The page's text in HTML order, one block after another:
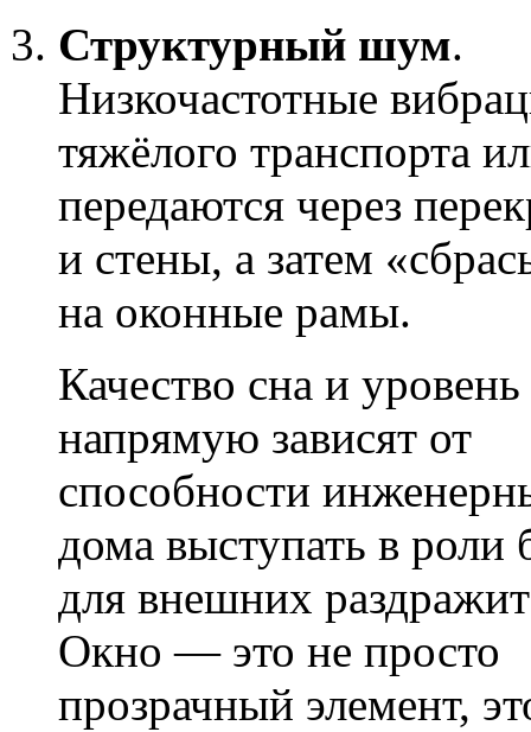
Структурный шум.
Низкочастотные
тяжёлого транспорта
передаются через
и стены, а затем
на оконные рамы.
Качество сна и уровень
напрямую зависят от
способности
дома выступать в роли
для внешних
Окно — это не просто
прозрачный элемент,